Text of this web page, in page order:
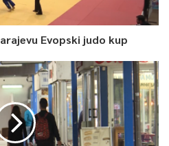
Evopski judo kup